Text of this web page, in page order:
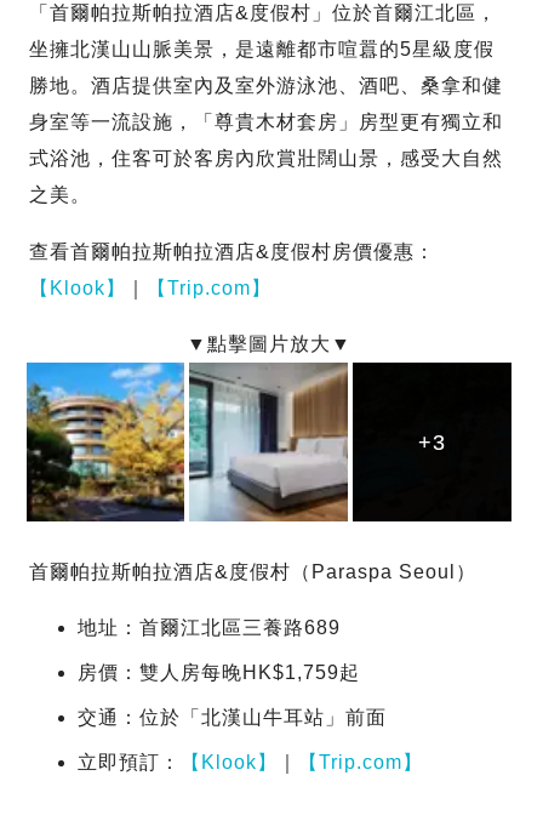
「首爾帕拉斯帕拉酒店&度假村」位於首爾江北區，
坐擁北漢山山脈美景，是遠離都市喧囂的5星級度假
勝地。酒店提供室內及室外游泳池、酒吧、桑拿和健
身室等一流設施，「尊貴木材套房」房型更有獨立和
式浴池，住客可於客房內欣賞壯闊山景，感受大自然
之美。
查看首爾帕拉斯帕拉酒店&度假村房價優惠：
【Klook】
【Trip.com】
+3
+3
+3
首爾帕拉斯帕拉酒店&度假村（Paraspa Seoul）
地址：首爾江北區三養路689
房價：雙人房每晚HK$1,759起
交通：位於「北漢山牛耳站」前面
立即預訂： 【Klook】 【Trip.com】